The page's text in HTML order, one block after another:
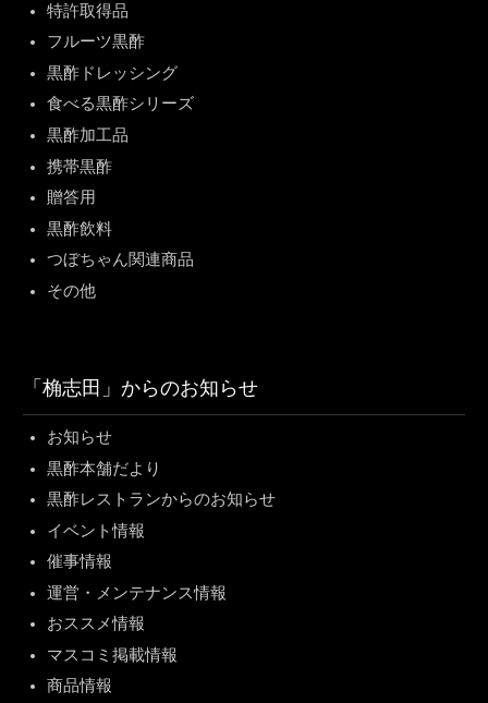
特許取得品
フルーツ黒酢
黒酢ドレッシング
食べる黒酢シリーズ
黒酢加工品
携帯黒酢
贈答用
黒酢飲料
つぼちゃん関連商品
その他
「桷志田」からのお知らせ
お知らせ
黒酢本舗だより
黒酢レストランからのお知らせ
イベント情報
催事情報
運営・メンテナンス情報
おススメ情報
マスコミ掲載情報
商品情報